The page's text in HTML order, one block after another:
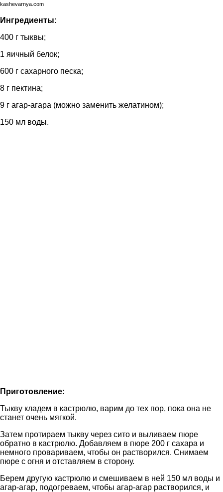
kashevarnya.com
Ингредиенты:
400 г тыквы;
1 яичный белок;
600 г сахарного песка;
8 г пектина;
9 г агар-агара (можно заменить желатином);
150 мл воды.
Приготовление:
Тыкву кладем в кастрюлю, варим до тех пор, пока она не
станет очень мягкой.
Затем протираем тыкву через сито и выливаем пюре
обратно в кастрюлю. Добавляем в пюре 200 г сахара и
немного провариваем, чтобы он растворился. Снимаем
пюре с огня и отставляем в сторону.
Берем другую кастрюлю и смешиваем в ней 150 мл воды и
агар-агар, подогреваем, чтобы агар-агар растворился, и